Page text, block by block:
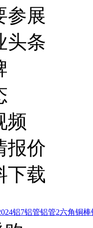
参展
头条
频
报价
下载
铝7铝管铝管2六角铜棒